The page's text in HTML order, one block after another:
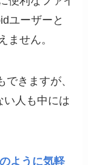
ユーザーと
ません。
きますが、
い人も中には
ように気軽